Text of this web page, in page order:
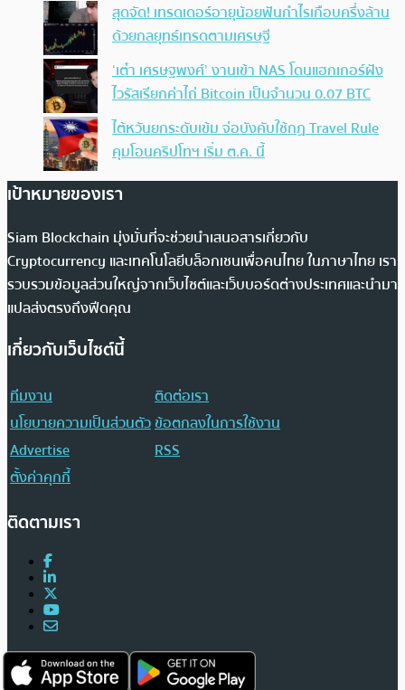
สุดจัด! เทรดเดอร์อายุน้อยฟันกำไรเกือบครึ่งล้าน
ด้วยกลยุทธ์เทรดตามเศรษฐี
‘เต๋า เศรษฐพงศ์’ งานเข้า NAS โดนแฮกเกอร์ฝัง
ไวรัสเรียกค่าไถ่ Bitcoin เป็นจำนวน 0.07 BTC
ไต้หวันยกระดับเข้ม จ่อบังคับใช้กฏ Travel Rule
คุมโอนคริปโทฯ เริ่ม ต.ค. นี้
เป้าหมายของเรา
Siam Blockchain มุ่งมั่นที่จะช่วยนำเสนอสารเกี่ยวกับ
Cryptocurrency และเทคโนโลยีบล็อกเชนเพื่อคนไทย ในภาษาไทย เรา
รวบรวมข้อมูลส่วนใหญ่จากเว็บไซต์และเว็บบอร์ดต่างประเทศและนำมา
แปลส่งตรงถึงฟีดคุณ
เกี่ยวกับเว็บไซต์นี้
ทีมงาน
ติดต่อเรา
นโยบายความเป็นส่วนตัวข้อตกลงในการใช้งาน
Advertise
RSS
ตั้งค่าคุกกี้
ติดตามเรา